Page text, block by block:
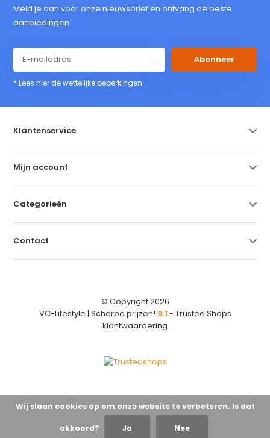
Meld je aan voor onze nieuwsbrief en ontvang de beste
aanbiedingen.
Abonneer
* Lees hier de wettelijke beperkingen
Klantenservice
Mijn account
Categorieën
Contact
© Copyright 2026
VC-Lifestyle | Scherpe prijzen! 9.1 - Trusted Shops
klantwaardering
Wij slaan cookies op om onze website te verbeteren. Is dat
akkoord? Ja Nee